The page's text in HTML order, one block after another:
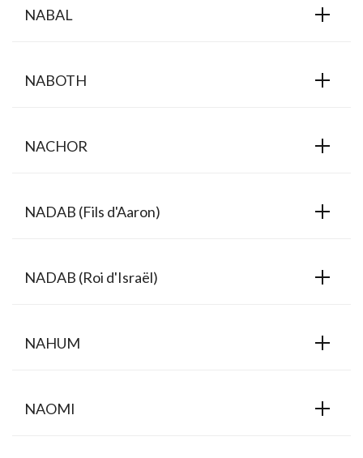
NABAL
NABOTH
NACHOR
NADAB (Fils d'Aaron)
NADAB (Roi d'Israël)
NAHUM
NAOMI